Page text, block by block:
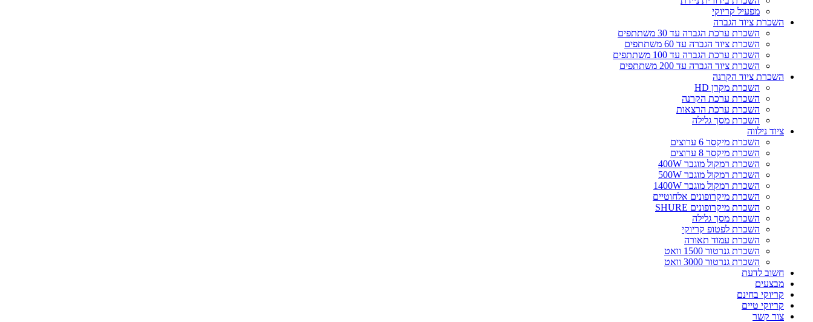
מפעיל קריוקי
השכרת ציוד הגברה
השכרת ערכת הגברה עד 30 משתתפים
השכרת ציוד הגברה עד 60 משתתפים
השכרת ערכת הגברה עד 100 משתתפים
השכרת ציוד הגברה עד 200 משתתפים
השכרת ציוד הקרנה
השכרת מקרן HD
השכרת ערכת הקרנה
השכרת ערכת הרצאות
השכרת מסך גלילה
ציוד נילווה
השכרת מיקסר 6 ערוצים
השכרת מיקסר 8 ערוצים
השכרת רמקול מוגבר 400W
השכרת רמקול מוגבר 500W
השכרת רמקול מוגבר 1400W
השכרת מיקרופונים אלחוטיים
השכרת מיקרופונים SHURE
השכרת מסך גלילה
השכרת לפטופ קריוקי
השכרת עמוד תאורה
השכרת גנרטור 1500 וואט
השכרת גנרטור 3000 וואט
חשוב לדעת
מבצעים
קריוקי בחינם
קריוקי טיים
צור קשר